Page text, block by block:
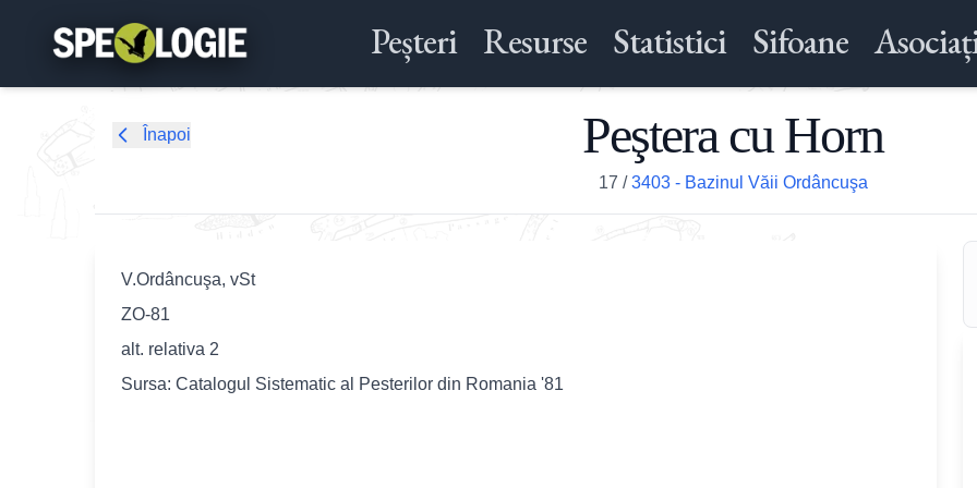
Peșteri Resurse Statistici Sifoane
Înapoi Peştera cu Horn
17 /3403 - Bazinul Văii Ordâncuşa
V.Ordâncuşa, vSt
ZO-81
alt. relativa 2
Sursa: Catalogul Sistematic al Pesterilor din Romania '81